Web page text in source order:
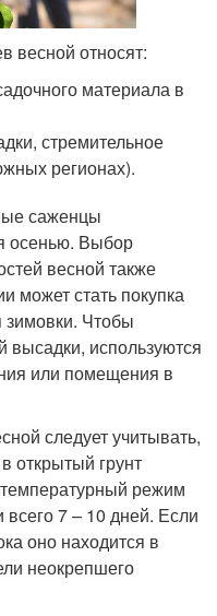
весной относят:
материала в
стремительное
регионах).
саженцы
осенью. Выбор
весной также
может стать покупка
Чтобы
высадки, используются
или помещения в
следует учитывать,
открытый грунт
режим
7 – 10 дней. Если
оно находится в
неокрепшего